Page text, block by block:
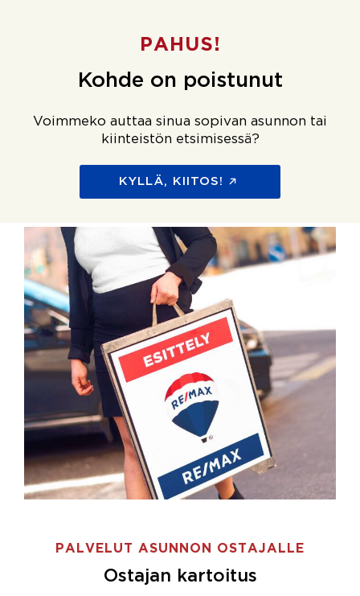
PAHUS!
Kohde on poistunut
Voimmeko auttaa sinua sopivan asunnon tai
kiinteistön etsimisessä?
KYLLÄ, KIITOS!
PALVELUT ASUNNON OSTAJALLE
Ostajan kartoitus